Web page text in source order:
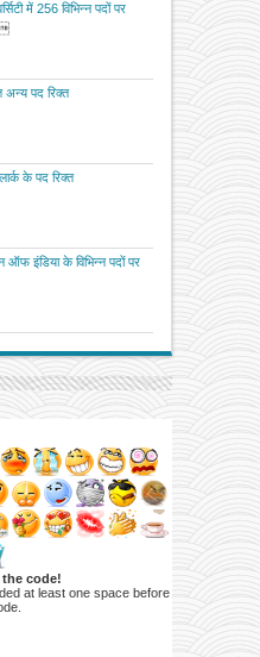
में 256 विभिन्न पदों पर
पद रिक्त
के पद रिक्त
ऑफ इंडिया के विभिन्न पदों पर
code!
at least one space before